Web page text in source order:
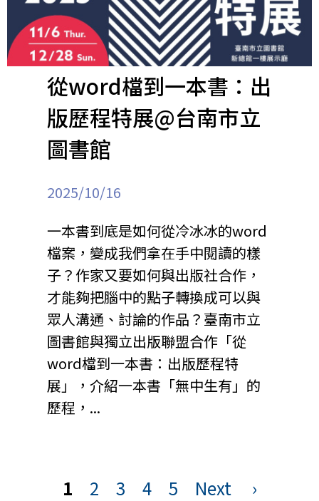
從word檔到一本書：出
版歷程特展@台南市立
圖書館
2025/10/16
一本書到底是如何從冷冰冰的word
檔案，變成我們拿在手中閱讀的樣
子？作家又要如何與出版社合作，
才能夠把腦中的點子轉換成可以與
眾人溝通、討論的作品？臺南市立
圖書館與獨立出版聯盟合作「從
word檔到一本書：出版歷程特
展」，介紹一本書「無中生有」的
歷程，...
1 2 3 4 5 Next ›